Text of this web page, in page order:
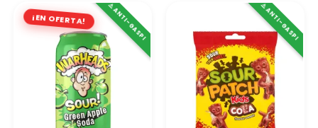
¡EN OFERTA! ⚠️ ANTI-GASPI ⚠️ ANTI-GASPI